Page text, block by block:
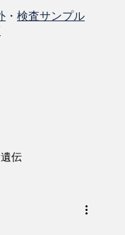
・ 検査サンプル
伝